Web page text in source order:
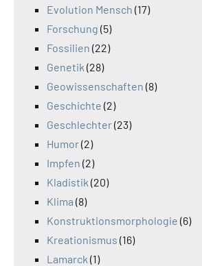
Evolution Mensch (17)
Forschung (5)
Fossilien (22)
Genetik (28)
Geowissenschaften (8)
Geschichte (2)
Geschlechter(23)
Humor(2)
Impfen (2)
Kladistik (20)
Klima (8)
Konstruktionsmorphologie (6)
Kreationismus (16)
Lamarck (1)